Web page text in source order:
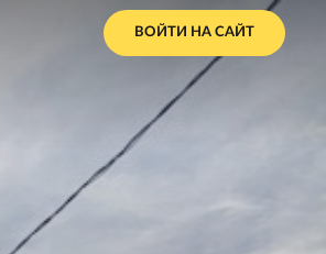
ВОЙТИ НА САЙТ